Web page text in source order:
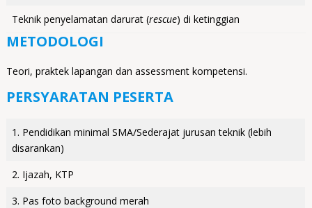
Teknik penyelamatan darurat (rescue) di ketinggian
METODOLOGI
Teori, praktek lapangan dan assessment kompetensi.
PERSYARATAN PESERTA
1. Pendidikan minimal SMA/Sederajat jurusan teknik (lebih
disarankan)
2. Ijazah, KTP
3. Pas foto background merah